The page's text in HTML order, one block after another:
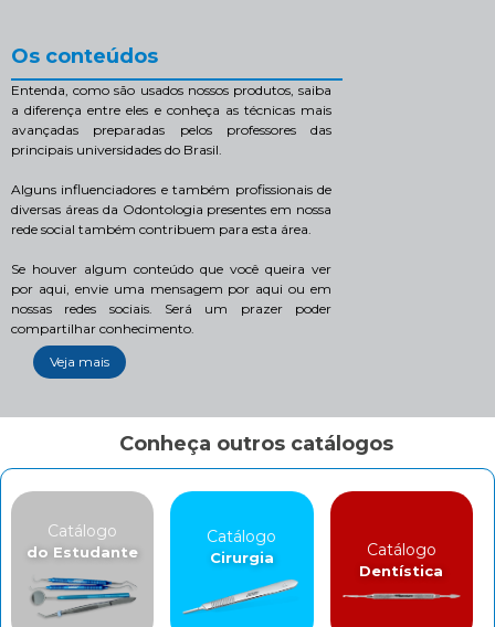
Os conteúdos
Entenda, como são usados nossos produtos, saiba
a diferença entre eles e conheça as técnicas mais
avançadas preparadas pelos professores das
principais universidades do Brasil.
Alguns influenciadores e também profissionais de
diversas áreas da Odontologia presentes em nossa
rede social também contribuem para esta área.
Se houver algum conteúdo que você queira ver
por aqui, envie uma mensagem por aqui ou em
nossas redes sociais. Será um prazer poder
compartilhar conhecimento.
Veja mais
Conheça outros catálogos
Catálogo
do Estudante
Catálogo
Cirurgia Catálogo
Dentística